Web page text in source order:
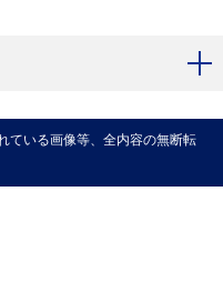
いる画像等、全内容の無断転